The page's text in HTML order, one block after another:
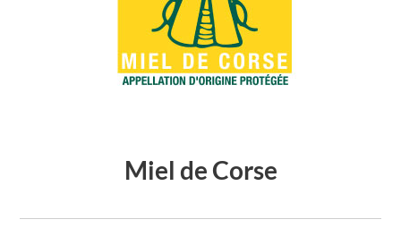
Miel de Corse